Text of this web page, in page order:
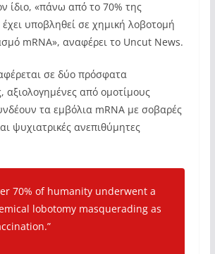
ίδιο, «πάνω από το 70% της
υποβληθεί σε χημική λοβοτομή
mRNA», αναφέρει το Uncut News.
σε δύο πρόσφατα
αξιολογημένες από ομοτίμους
τα εμβόλια mRNA με σοβαρές
ψυχιατρικές ανεπιθύμητες
70% of humanity underwent a
lobotomy masquerading as